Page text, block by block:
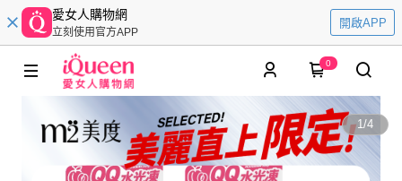
愛女人購物網
立刻使用官方APP
開啟APP
0
1/4